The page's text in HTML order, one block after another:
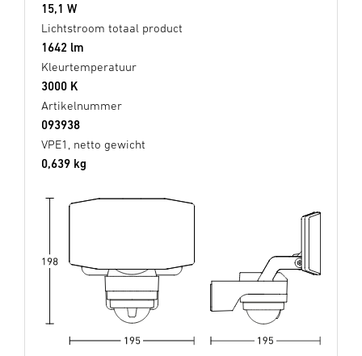
15,1 W
Lichtstroom totaal product
1642 lm
Kleurtemperatuur
3000 K
Artikelnummer
093938
VPE1, netto gewicht
0,639 kg